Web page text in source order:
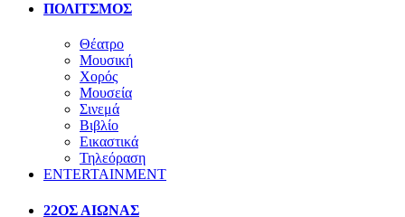
ΠΟΛΙΤΣΜΟΣ
Θέατρο
Μουσική
Χορός
Μουσεία
Σινεμά
Βιβλίο
Εικαστικά
Τηλεόραση
ENTERTAINMENT
22ΟΣ ΑΙΩΝΑΣ